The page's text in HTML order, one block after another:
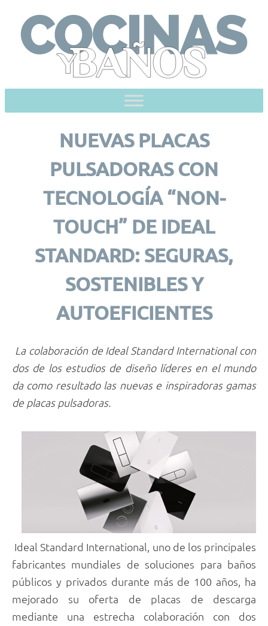
content
NUEVAS PLACAS
PULSADORAS CON
TECNOLOGÍA “NON-
TOUCH” DE IDEAL
STANDARD: SEGURAS,
SOSTENIBLES Y
AUTOEFICIENTES
La colaboración de Ideal Standard International con
dos de los estudios de diseño líderes en el mundo
da como resultado las nuevas e inspiradoras gamas
de placas pulsadoras.
Ideal Standard International, uno de los principales
fabricantes mundiales de soluciones para baños
públicos y privados durante más de 100 años, ha
mejorado su oferta de placas de descarga
mediante una estrecha colaboración con dos